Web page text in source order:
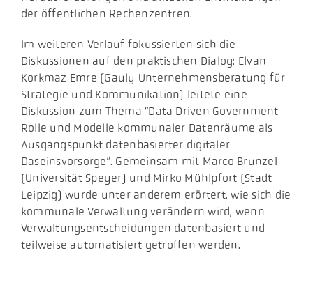
der öffentlichen Rechenzentren.
Im weiteren Verlauf fokussierten sich die
Diskussionen auf den praktischen Dialog: Elvan
Korkmaz Emre (Gauly Unternehmensberatung für
Strategie und Kommunikation) leitete eine
Diskussion zum Thema “Data Driven Government –
Rolle und Modelle kommunaler Datenräume als
Ausgangspunkt datenbasierter digitaler
Daseinsvorsorge”. Gemeinsam mit Marco Brunzel
(Universität Speyer) und Mirko Mühlpfort (Stadt
Leipzig) wurde unter anderem erörtert, wie sich die
kommunale Verwaltung verändern wird, wenn
Verwaltungsentscheidungen datenbasiert und
teilweise automatisiert getroffen werden.